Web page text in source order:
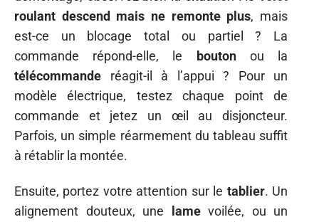
roulant descend mais ne remonte plus, mais
est-ce un blocage total ou partiel ? La
commande répond-elle, le
boutonou la
télécommande réagit-il à l’appui ? Pour un
modèle électrique, testez chaque point de
commande et jetez un œil au disjoncteur.
Parfois, un simple réarmement du tableau suffit
à rétablir la montée.
Ensuite, portez votre attention sur le tablier. Un
alignement douteux, une
lamevoilée, ou un